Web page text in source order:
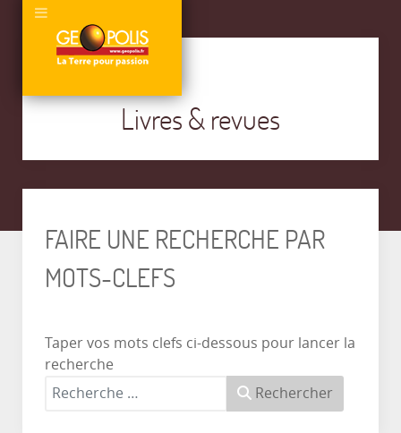
Livres & revues
FAIRE UNE RECHERCHE PAR
MOTS-CLEFS
Taper vos mots clefs ci-dessous pour lancer la
recherche
Rechercher